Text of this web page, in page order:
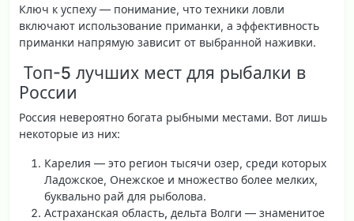
Ключ к успеху — понимание, что техники ловли
включают использование приманки, а эффективность
приманки напрямую зависит от выбранной наживки.
️ Топ-5 лучших мест для рыбалки в
России
Россия невероятно богата рыбными местами. Вот лишь
некоторые из них:
Карелия — это регион тысячи озер, среди которых
Ладожское, Онежское и множество более мелких,
буквально рай для рыболова.
Астраханская область, дельта Волги — знаменитое